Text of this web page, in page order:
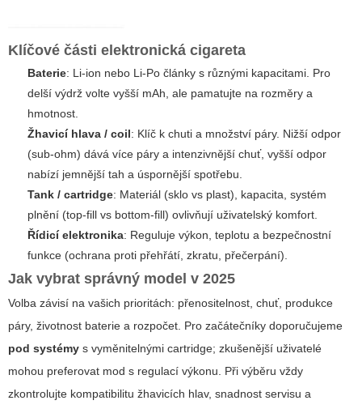
Klíčové části elektronická cigareta
Baterie: Li-ion nebo Li-Po články s různými kapacitami. Pro
delší výdrž volte vyšší mAh, ale pamatujte na rozměry a
hmotnost.
Žhavicí hlava / coil: Klíč k chuti a množství páry. Nižší odpor
(sub-ohm) dává více páry a intenzivnější chuť, vyšší odpor
nabízí jemnější tah a úspornější spotřebu.
Tank / cartridge: Materiál (sklo vs plast), kapacita, systém
plnění (top-fill vs bottom-fill) ovlivňují uživatelský komfort.
Řídicí elektronika: Reguluje výkon, teplotu a bezpečnostní
funkce (ochrana proti přehřátí, zkratu, přečerpání).
Jak vybrat správný model v 2025
Volba závisí na vašich prioritách: přenositelnost, chuť, produkce
páry, životnost baterie a rozpočet. Pro začátečníky doporučujeme
pod systémy s vyměnitelnými cartridge; zkušenější uživatelé
mohou preferovat mod s regulací výkonu. Při výběru vždy
zkontrolujte kompatibilitu žhavicích hlav, snadnost servisu a